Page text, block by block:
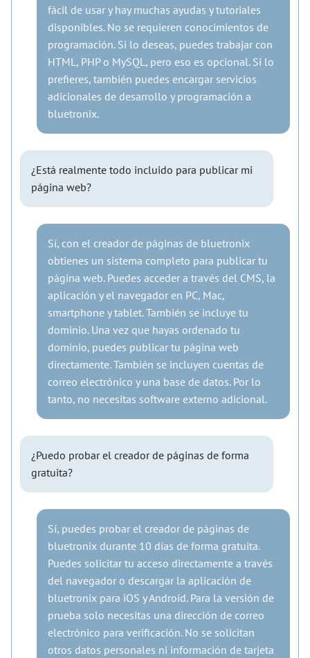
fácil de usar y hay muchas ayudas y tutoriales
disponibles. No se requieren conocimientos de
programación. Si lo deseas, puedes trabajar con
HTML, PHP o MySQL, pero eso es opcional. Si lo
prefieres, también puedes encargar servicios
adicionales de desarrollo y programación a
bluetronix.
¿Está realmente todo incluido para publicar mi
página web?
Sí, con el creador de páginas de bluetronix
obtienes un sistema completo para publicar tu
página web. Puedes acceder a través del CMS, la
aplicación y el navegador en PC, Mac,
smartphone y tablet. También se incluye tu
dominio. Una vez que hayas ordenado tu
dominio, puedes publicar tu página web
directamente. También se incluyen cuentas de
correo electrónico y una base de datos. Por lo
tanto, no necesitas software externo adicional.
¿Puedo probar el creador de páginas de forma
gratuita?
Sí, puedes probar el creador de páginas de
bluetronix durante 10 días de forma gratuita.
Puedes solicitar tu acceso directamente a través
del navegador o descargar la aplicación de
bluetronix para iOS y Android. Para la versión de
prueba solo necesitas una dirección de correo
electrónico para verificación. No se solicitan
otros datos personales ni información de tarjeta